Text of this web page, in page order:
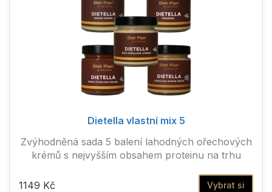
Dietella vlastní mix 5
Zvýhodněná sada 5 balení lahodných ořechových
krémů s nejvyšším obsahem proteinu na trhu
Vybrat si
1149 Kč